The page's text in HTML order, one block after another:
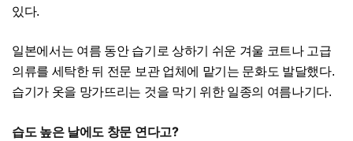
있다.
일본에서는 여름 동안 습기로 상하기 쉬운 겨울 코트나 고급
의류를 세탁한 뒤 전문 보관 업체에 맡기는 문화도 발달했다.
습기가 옷을 망가뜨리는 것을 막기 위한 일종의 여름나기다.
습도 높은 날에도 창문 연다고?